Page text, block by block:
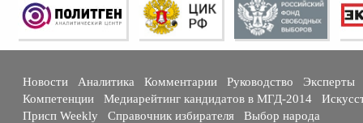
Новости Аналитика Комментарии Руководство
Эксперты
Компетенции
Медиарейтинг кандидатов в МГД-2014
Присп Weekly
Справочник избирателя
Выбор народа